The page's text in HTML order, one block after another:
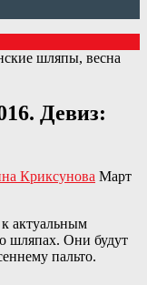
шляпы, весна
Девиз:
Криксунова Март
актуальным
шляпах. Они будут
пальто.